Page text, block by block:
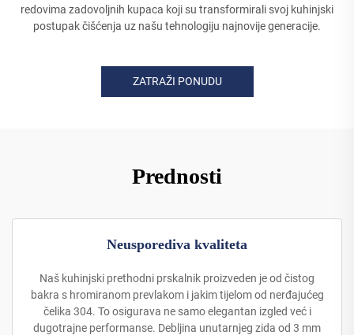
redovima zadovoljnih kupaca koji su transformirali svoj kuhinjski
postupak čišćenja uz našu tehnologiju najnovije generacije.
ZATRAŽI PONUDU
Prednosti
Neusporediva kvaliteta
Naš kuhinjski prethodni prskalnik proizveden je od čistog
bakra s hromiranom prevlakom i jakim tijelom od nerđajućeg
čelika 304. To osigurava ne samo elegantan izgled već i
dugotrajne performanse. Debljina unutarnjeg zida od 3 mm